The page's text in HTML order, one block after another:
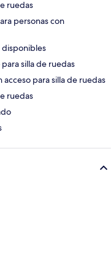
ruedas
personas con
disponibles
silla de ruedas
para silla de ruedas
ruedas